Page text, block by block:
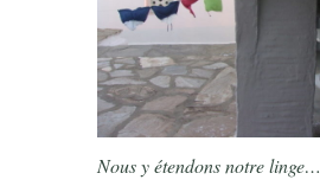
Nous y étendons notre linge…